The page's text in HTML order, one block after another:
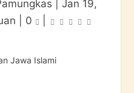
Jan 19,
0